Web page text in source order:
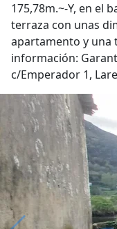
175,78m.~-Y, en el
terraza con unas
apartamento y una
información:
c/Emperador 1,